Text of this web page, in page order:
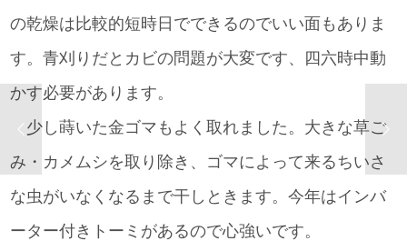
の乾燥は比較的短時日でできるのでいい面もありま
す。青刈りだとカビの問題が大変です、四六時中動
かす必要があります。
少し蒔いた金ゴマもよく取れました。大きな草ご
み・カメムシを取り除き、ゴマによって来るちいさ
な虫がいなくなるまで干しときます。今年はインバ
ーター付きトーミがあるので心強いです。